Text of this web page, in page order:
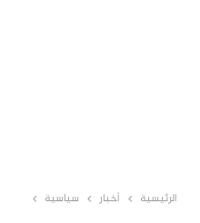
الرئيسية أخبار سياسية